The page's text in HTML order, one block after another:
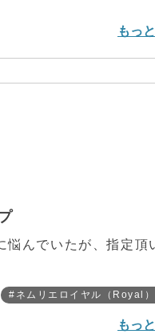
もっ
悩んでいたが、指定頂
#ネムリエロイヤル（Royal）
もっ